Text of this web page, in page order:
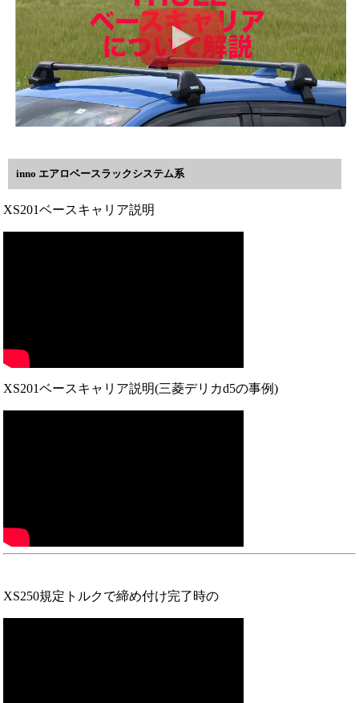
inno エアロベースラックシステム系
XS201ベースキャリア説明
XS201ベースキャリア説明(三菱デリカd5の事例)
XS250規定トルクで締め付け完了時の